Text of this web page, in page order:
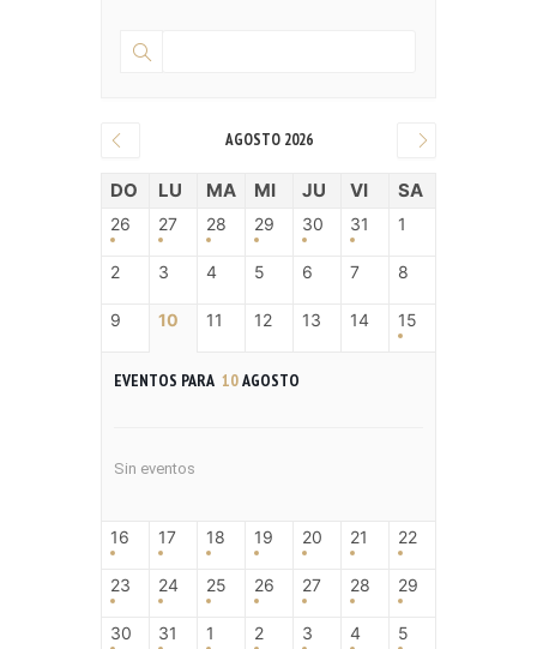
AGOSTO 2026
DO LU MA MI JU VI SA
26 27 28 29 30 31 1
2 3 4 5 6 7 8
9 10 11 12 13 14 15
EVENTOS PARA 10AGOSTO
Sin eventos
16 17 18 19 20 21 22
23 24 25 26 27 28 29
30 31 1 2 3 4 5